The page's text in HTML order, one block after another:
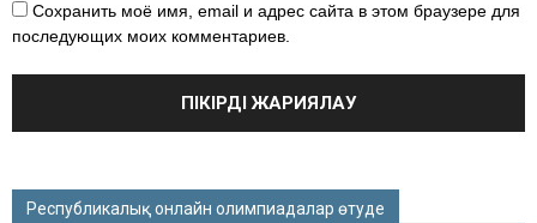
Сохранить моё имя, email и адрес сайта в этом браузере для
последующих моих комментариев.
Республикалық онлайн олимпиадалар өтуде